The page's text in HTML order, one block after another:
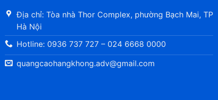
Địa chỉ: Tòa nhà Thor Complex, phường Bạch Mai, TP
Hà Nội
Hotline: 0936 737 727 – 024 6668 0000
quangcaohangkhong.adv@gmail.com